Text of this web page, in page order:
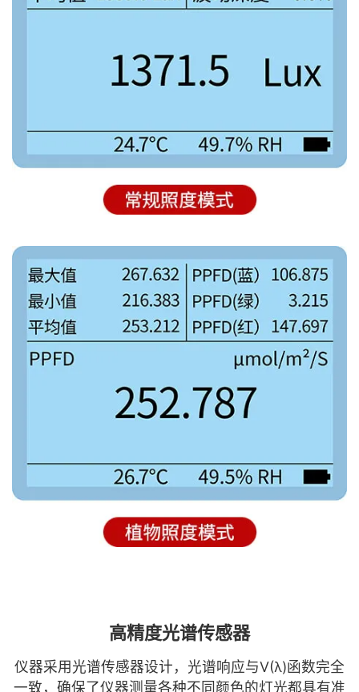
高精度光谱传感器
仪器采用光谱传感器设计，光谱响应与V(λ)函数完全
一致，确保了仪器测量各种不同颜色的灯光都具有准